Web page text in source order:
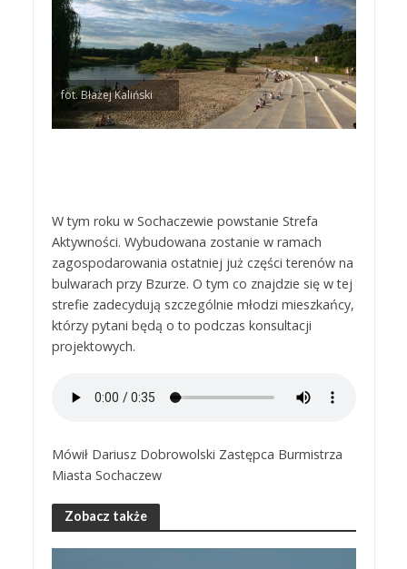
fot. Błażej Kaliński
W tym roku w Sochaczewie powstanie Strefa
Aktywności. Wybudowana zostanie w ramach
zagospodarowania ostatniej już części terenów na
bulwarach przy Bzurze. O tym co znajdzie się w tej
strefie zadecydują szczególnie młodzi mieszkańcy,
którzy pytani będą o to podczas konsultacji
projektowych.
Mówił Dariusz Dobrowolski Zastępca Burmistrza
Miasta Sochaczew
Zobacz także